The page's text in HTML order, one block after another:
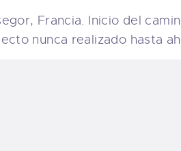
FAMILY
Francia. Inicio del
nunca realizado hasta